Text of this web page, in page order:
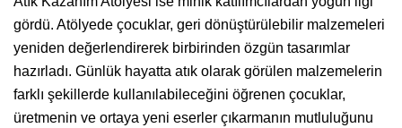
gördü. Atölyede çocuklar, geri dönüştürülebilir malzemeleri
yeniden değerlendirerek birbirinden özgün tasarımlar
hazırladı. Günlük hayatta atık olarak görülen malzemelerin
farklı şekillerde kullanılabileceğini öğrenen çocuklar,
üretmenin ve ortaya yeni eserler çıkarmanın mutluluğunu